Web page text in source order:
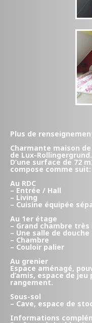
Plus de
Charmante maison
de Lux-Rollingergrund.
D’une surface de 72
compose comme suit:
Au RDC
– Entrée / Hall
– Living
– Cuisine équipée
Au 1er étage
– Grand chambre
– Une salle de
– Chambre
– Couloir palier
Au grenier
Espace aménagé,
d’amis, espace de
rangement.
Sous-sol
– Cave, espace de
Informations